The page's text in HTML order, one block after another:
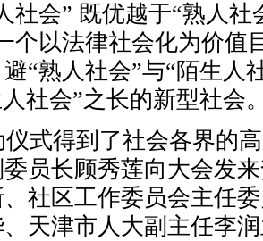
社会” 既优越于“熟人
个以法律社会化为价值
“熟人社会”与“陌生人
社会”之长的新型社会
式得到了社会各界的
员长顾秀莲向大会发
社区工作委员会主任
天津市人大副主任李